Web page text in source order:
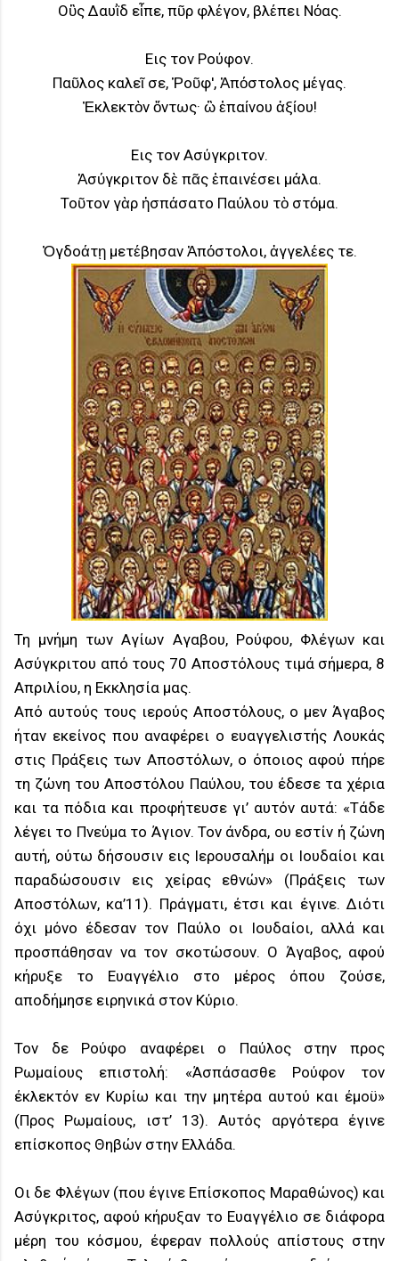
Οὓς Δαυῒδ εἶπε, πῦρ φλέγον, βλέπει Νόας.
Eις τον Pούφον.
Παῦλος καλεῖ σε, Ῥοῦφ', Ἀπόστολος μέγας.
Ἐκλεκτὸν ὄντως· ὢ ἐπαίνου ἀξίου!
Eις τον Aσύγκριτον.
Ἀσύγκριτον δὲ πᾶς ἐπαινέσει μάλα.
Τοῦτον γὰρ ἠσπάσατο Παύλου τὸ στόμα.
Ὀγδοάτῃ μετέβησαν Ἀπόστολοι, ἀγγελέες τε.
Τη μνήμη των Αγίων Αγαβου, Ρούφου, Φλέγων και
Ασύγκριτου από τους 70 Αποστόλους τιμά σήμερα, 8
Απριλίου, η Εκκλησία μας.
Από αυτούς τους ιερούς Αποστόλους, ο μεν Άγαβος
ήταν εκείνος που αναφέρει ο ευαγγελιστής Λουκάς
στις Πράξεις των Αποστόλων, ο όποιος αφού πήρε
τη ζώνη του Αποστόλου Παύλου, του έδεσε τα χέρια
και τα πόδια και προφήτευσε γι’ αυτόν αυτά: «Τάδε
λέγει το Πνεύμα το Άγιον. Τον άνδρα, ου εστίν ή ζώνη
αυτή, ούτω δήσουσιν εις Ιερουσαλήμ οι Ιουδαίοι και
παραδώσουσιν εις χείρας εθνών» (Πράξεις των
Αποστόλων, κα’11). Πράγματι, έτσι και έγινε. Διότι
όχι μόνο έδεσαν τον Παύλο οι Ιουδαίοι, αλλά και
προσπάθησαν να τον σκοτώσουν. Ο Άγαβος, αφού
κήρυξε το Ευαγγέλιο στο μέρος όπου ζούσε,
αποδήμησε ειρηνικά στον Κύριο.
Τον δε Ρούφο αναφέρει ο Παύλος στην προς
Ρωμαίους επιστολή: «Άσπάσασθε Ρούφον τον
έκλεκτόν εν Κυρίω και την μητέρα αυτού και έμοϋ»
(Προς Ρωμαίους, ιστ’ 13). Αυτός αργότερα έγινε
επίσκοπος Θηβών στην Ελλάδα.
Οι δε Φλέγων (που έγινε Επίσκοπος Μαραθώνος) και
Ασύγκριτος, αφού κήρυξαν το Ευαγγέλιο σε διάφορα
μέρη του κόσμου, έφεραν πολλούς απίστους στην